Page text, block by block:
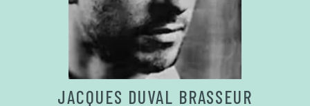
JACQUES DUVAL BRASSEUR